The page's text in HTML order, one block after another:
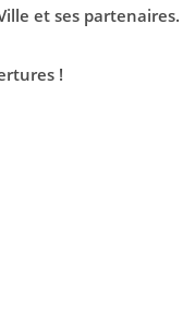
et ses partenaires.
!